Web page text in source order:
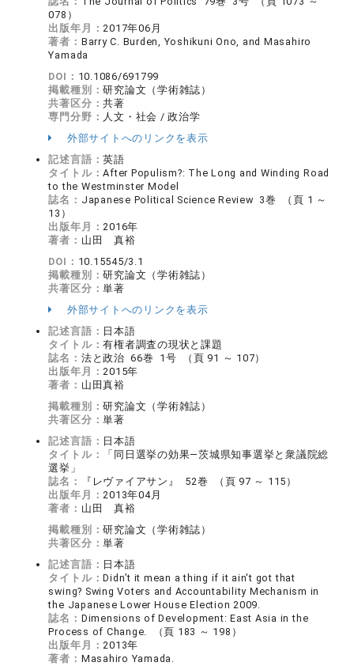
078）
出版年月：2017年06月
著者： Barry C. Burden, Yoshikuni Ono, and Masahiro
Yamada
DOI： 10.1086/691799
掲載種別：研究論文（学術雑誌）
共著区分：共著
専門分野： 人文・社会 / 政治学
外部サイトへのリンクを表示
記述言語：英語
タイトル：After Populism?: The Long and Winding Road
to the Westminster Model
誌名： Japanese Political Science Review 3巻 （頁 1 ～
13）
出版年月：2016年
著者： 山田 真裕
DOI： 10.15545/3.1
掲載種別：研究論文（学術雑誌）
共著区分：単著
外部サイトへのリンクを表示
記述言語： 日本語
タイトル：有権者調査の現状と課題
誌名： 法と政治 66巻 1号 （頁 91 ～ 107）
出版年月：2015年
著者： 山田真裕
掲載種別：研究論文（学術雑誌）
共著区分：単著
記述言語： 日本語
タイトル：
「同日選挙の効果―茨城県知事選挙と衆議院総
選挙」
誌名：
『レヴァイアサン』 52巻 （頁 97 ～ 115）
出版年月：2013年04月
著者： 山田 真裕
掲載種別：研究論文（学術雑誌）
共著区分：単著
記述言語： 日本語
タイトル：Didn’t it mean a thing if it ain't got that
swing? Swing Voters and Accountability Mechanism in
the Japanese Lower House Election 2009.
誌名： Dimensions of Development: East Asia in the
Process of Change. （頁 183 ～ 198）
出版年月：2013年
著者： Masahiro Yamada.